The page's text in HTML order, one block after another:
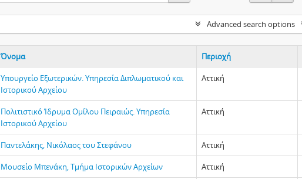
Advanced search options
Όνομα Περιοχή
Υπουργείο Εξωτερικών. Υπηρεσία Διπλωματικού και
Ιστορικού Αρχείου
Αττική
Πολιτιστικό Ίδρυμα Ομίλου Πειραιώς. Υπηρεσία
Ιστορικού Αρχείου
Αττική
Παντελάκης, Νικόλαος του Στεφάνου Αττική
Μουσείο Μπενάκη, Τμήμα Ιστορικών Αρχείων Αττική